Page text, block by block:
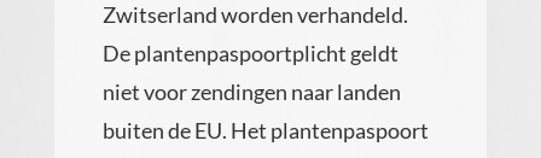
Zwitserland worden verhandeld.
De plantenpaspoortplicht geldt
niet voor zendingen naar landen
buiten de EU. Het plantenpaspoort